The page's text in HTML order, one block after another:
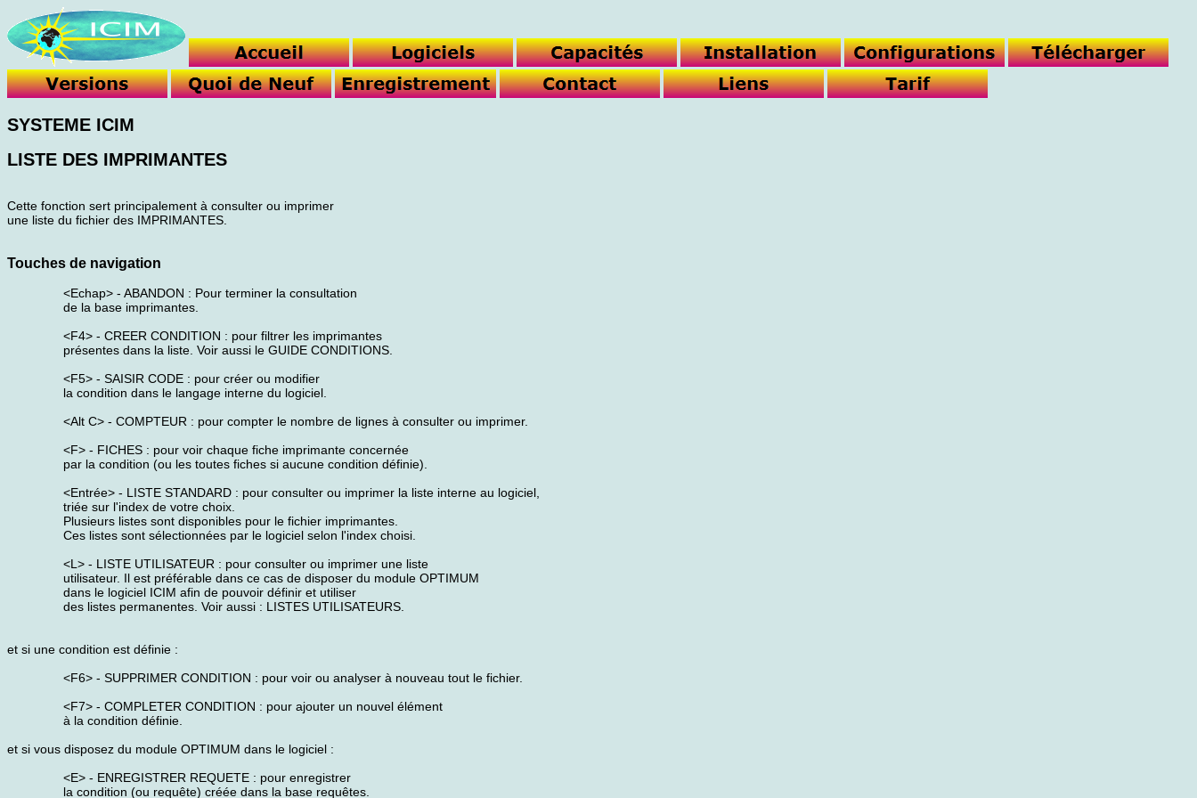
SYSTEME ICIM
LISTE DES IMPRIMANTES
Cette fonction sert principalement à consulter ou imprimer
une liste du fichier des IMPRIMANTES.
Touches de navigation
<Echap> - ABANDON : Pour terminer la consultation
de la base imprimantes.
<F4> - CREER CONDITION : pour filtrer les imprimantes
présentes dans la liste. Voir aussi le GUIDE CONDITIONS.
<F5> - SAISIR CODE : pour créer ou modifier
la condition dans le langage interne du logiciel.
<Alt C> - COMPTEUR : pour compter le nombre de lignes à consulter ou imprimer.
<F> - FICHES : pour voir chaque fiche imprimante concernée
par la condition (ou les toutes fiches si aucune condition définie).
<Entrée> - LISTE STANDARD : pour consulter ou imprimer la liste interne au logiciel,
triée sur l'index de votre choix.
Plusieurs listes sont disponibles pour le fichier imprimantes.
Ces listes sont sélectionnées par le logiciel selon l'index choisi.
<L> - LISTE UTILISATEUR : pour consulter ou imprimer une liste
utilisateur. Il est préférable dans ce cas de disposer du module OPTIMUM
dans le logiciel ICIM afin de pouvoir définir et utiliser
des listes permanentes. Voir aussi : LISTES UTILISATEURS.
et si une condition est définie :
<F6> - SUPPRIMER CONDITION : pour voir ou analyser à nouveau tout le fichier.
<F7> - COMPLETER CONDITION : pour ajouter un nouvel élément
à la condition définie.
et si vous disposez du module OPTIMUM dans le logiciel :
<E> - ENREGISTRER REQUETE : pour enregistrer
la condition (ou requête) créée dans la base requêtes.